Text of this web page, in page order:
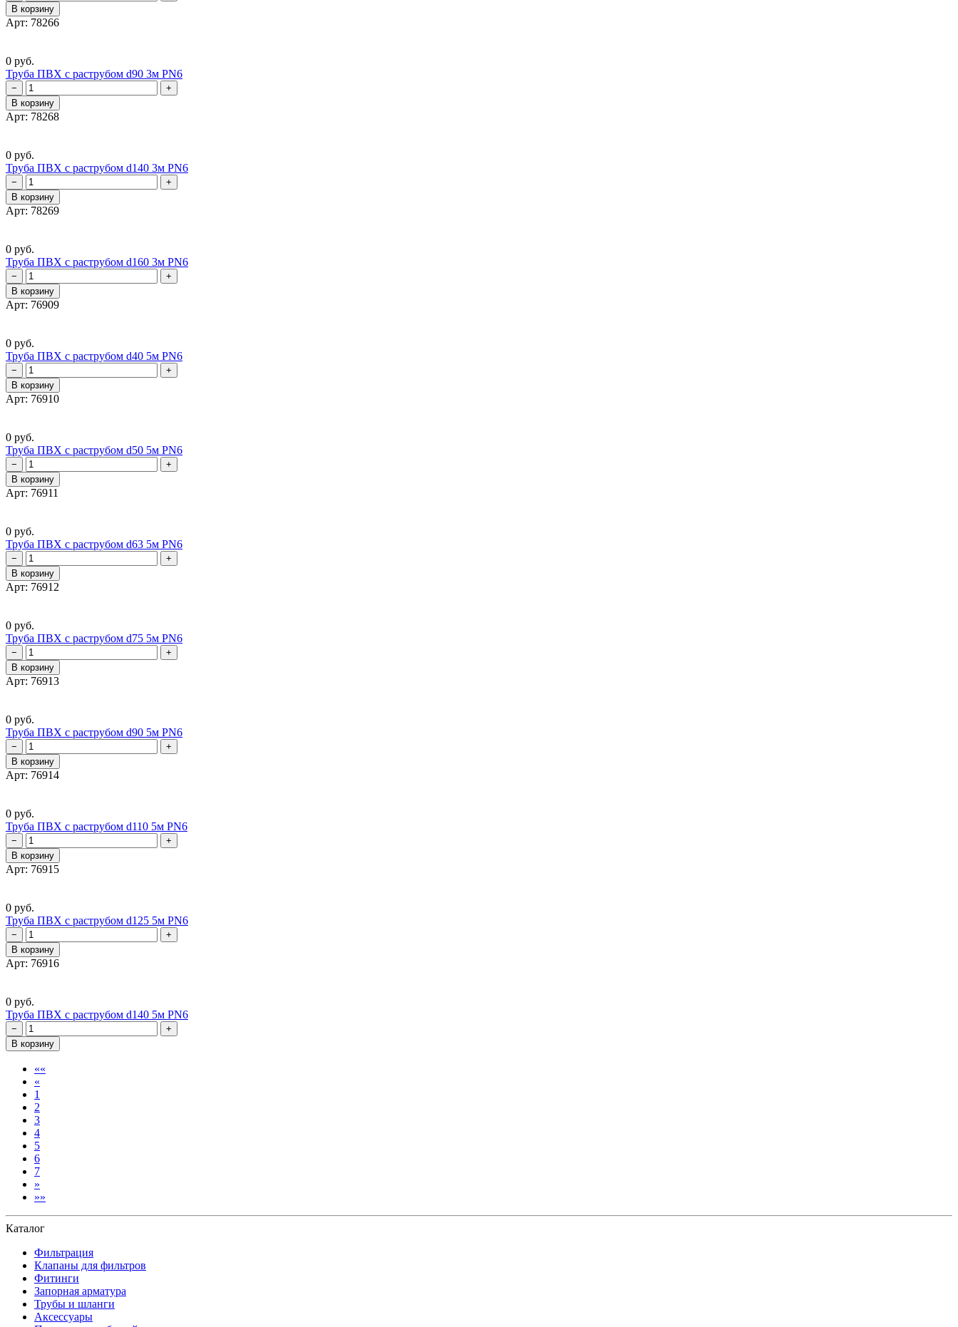
В корзину
Арт: 78266
0 руб.
Труба ПВХ с раструбом d90 3м PN6
−
+
В корзину
Арт: 78268
0 руб.
Труба ПВХ с раструбом d140 3м PN6
−
+
В корзину
Арт: 78269
0 руб.
Труба ПВХ с раструбом d160 3м PN6
−
+
В корзину
Арт: 76909
0 руб.
Труба ПВХ с раструбом d40 5м PN6
−
+
В корзину
Арт: 76910
0 руб.
Труба ПВХ с раструбом d50 5м PN6
−
+
В корзину
Арт: 76911
0 руб.
Труба ПВХ с раструбом d63 5м PN6
−
+
В корзину
Арт: 76912
0 руб.
Труба ПВХ с раструбом d75 5м PN6
−
+
В корзину
Арт: 76913
0 руб.
Труба ПВХ с раструбом d90 5м PN6
−
+
В корзину
Арт: 76914
0 руб.
Труба ПВХ с раструбом d110 5м PN6
−
+
В корзину
Арт: 76915
0 руб.
Труба ПВХ с раструбом d125 5м PN6
−
+
В корзину
Арт: 76916
0 руб.
Труба ПВХ с раструбом d140 5м PN6
−
+
В корзину
««
«
1
2
3
4
5
6
7
»
»»
Каталог
Фильтрация
Клапаны для фильтров
Фитинги
Запорная арматура
Трубы и шланги
Аксессуары